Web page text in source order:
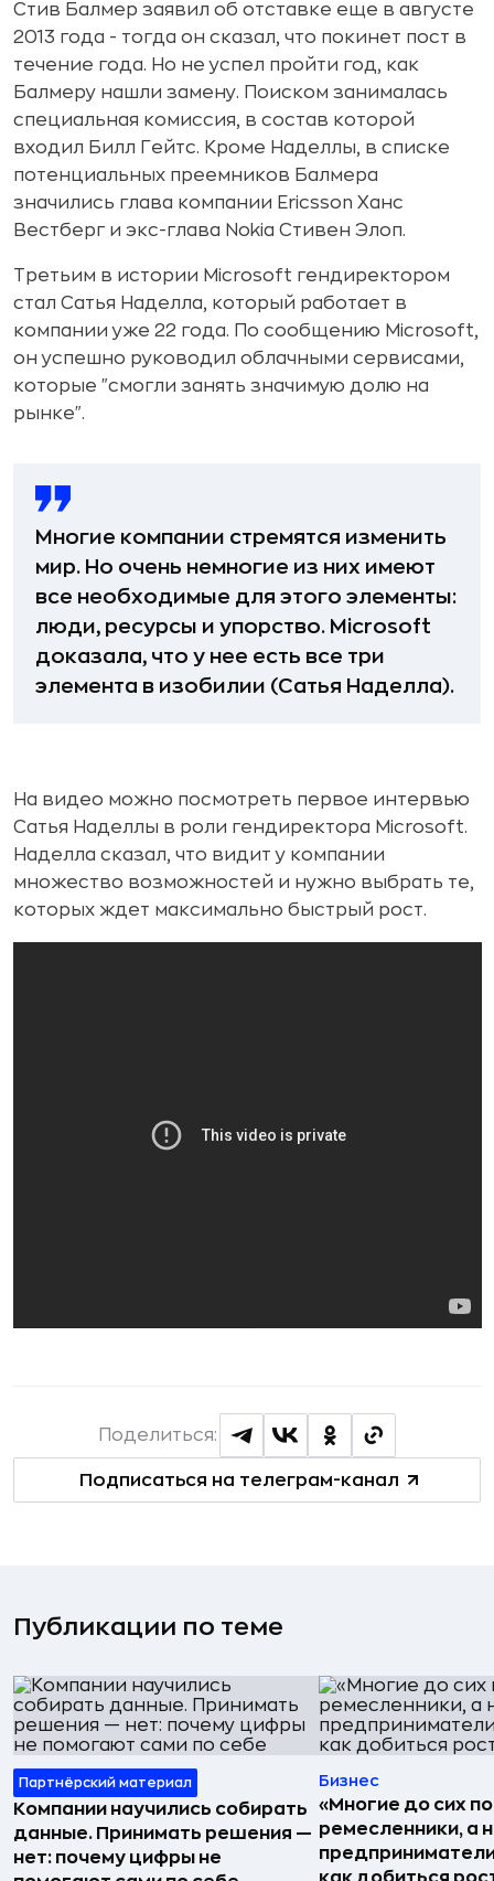
Стив Балмер заявил об отставке еще в августе
2013 года - тогда он сказал, что покинет пост в
течение года. Но не успел пройти год, как
Балмеру нашли замену. Поиском занималась
специальная комиссия, в состав которой
входил Билл Гейтс. Кроме Наделлы, в списке
потенциальных преемников Балмера
значились глава компании Ericsson Ханс
Вестберг и экс-глава Nokia Стивен Элоп.
Третьим в истории Microsoft гендиректором
стал Сатья Наделла, который работает в
компании уже 22 года. По сообщению Microsoft,
он успешно руководил облачными сервисами,
которые "смогли занять значимую долю на
рынке".
Многие компании стремятся изменить
мир. Но очень немногие из них имеют
все необходимые для этого элементы:
люди, ресурсы и упорство. Microsoft
доказала, что у нее есть все три
элемента в изобилии (Сатья Наделла).
На видео можно посмотреть первое интервью
Сатья Наделлы в роли гендиректора Microsoft.
Наделла сказал, что видит у компании
множество возможностей и нужно выбрать те,
которых ждет максимально быстрый рост.
Подписаться на телеграм-канал
Поделиться:
Публикации по теме
Партнёрский материал
Компании научились собирать
данные. Принимать решения —
нет: почему цифры не
Бизнес
«Многие до сих
ремесленники, а